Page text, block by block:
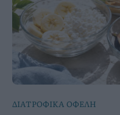
ΔΙΑΤΡΟΦΙΚΑ ΟΦΕΛΗ